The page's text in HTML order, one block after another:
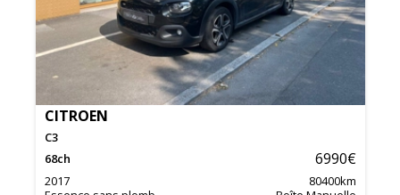
CITROEN
C3
68ch 6990€
2017 80400km